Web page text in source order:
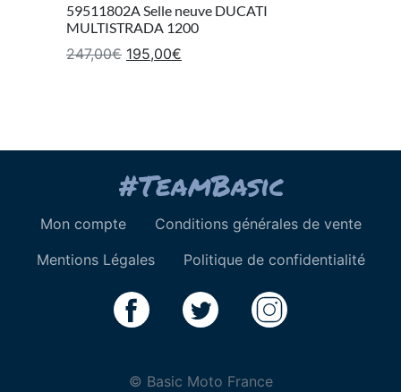
59511802A Selle neuve DUCATI
MULTISTRADA 1200
247,00€ Le prix initial était : 247,00€.
195,00€
Mon compte
Conditions générales de vente
Mentions Légales
Politique de confidentialité
© Basic Moto France